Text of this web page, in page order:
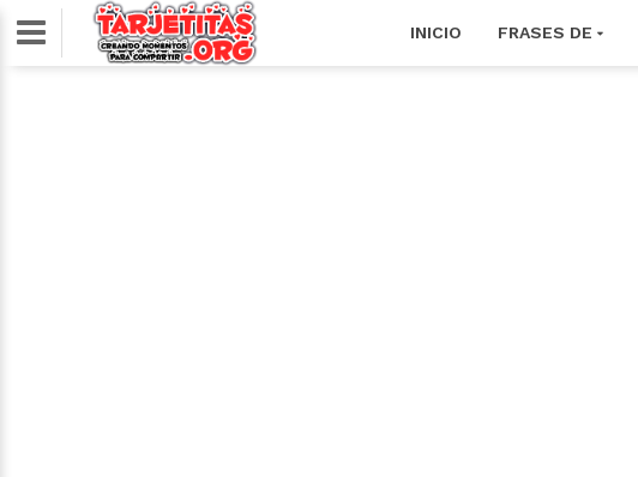
INICIO FRASES DE